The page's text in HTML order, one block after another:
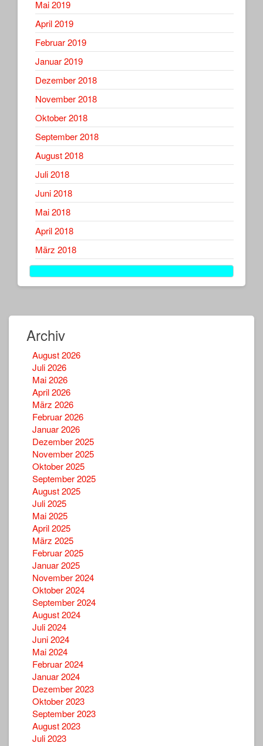
Mai 2019
April 2019
Februar 2019
Januar 2019
Dezember 2018
November 2018
Oktober 2018
September 2018
August 2018
Juli 2018
Juni 2018
Mai 2018
April 2018
März 2018
Archiv
August 2026
Juli 2026
Mai 2026
April 2026
März 2026
Februar 2026
Januar 2026
Dezember 2025
November 2025
Oktober 2025
September 2025
August 2025
Juli 2025
Mai 2025
April 2025
März 2025
Februar 2025
Januar 2025
November 2024
Oktober 2024
September 2024
August 2024
Juli 2024
Juni 2024
Mai 2024
Februar 2024
Januar 2024
Dezember 2023
Oktober 2023
September 2023
August 2023
Juli 2023